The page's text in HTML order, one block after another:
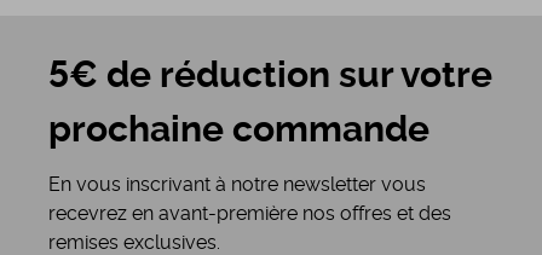
5€ de réduction sur votre
prochaine commande
En vous inscrivant à notre newsletter vous
recevrez en avant-première nos offres et des
remises exclusives.